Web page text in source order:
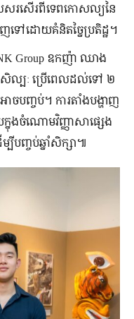
រសើរ​ពី​ទេពកោសល្យ​នៃ​
ទៅ​ដោយ​គំនិត​ច្នៃ​ប្រតិដ្ឋ។
Group ឧកញ៉ា ឈាង
សិល្បៈ ​ប្រើ​ពេល​ដល់​ទៅ ២
ាចបញ្ចប់។ ការ​តាំង​បង្ហាញ​​
ក្នុង​ចំណោម​វិញ្ញាសា​ផ្សេង​
បី​បញ្ចប់​ឆ្នាំ​សិក្សា៕